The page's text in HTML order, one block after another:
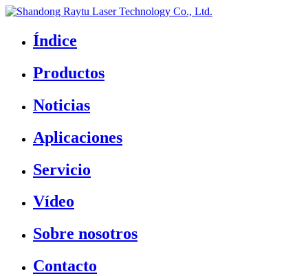
Índice
Productos
Noticias
Aplicaciones
Servicio
Vídeo
Sobre nosotros
Contacto